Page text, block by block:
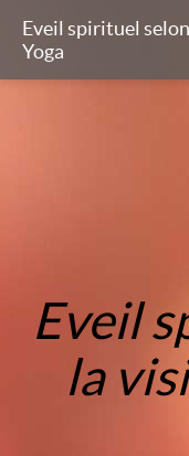
Eveil
la
Eveil spirituel
Yoga